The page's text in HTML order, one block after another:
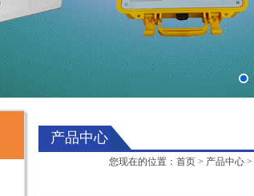
产品中心
您现在的位置： 首页 > 产品中心 >